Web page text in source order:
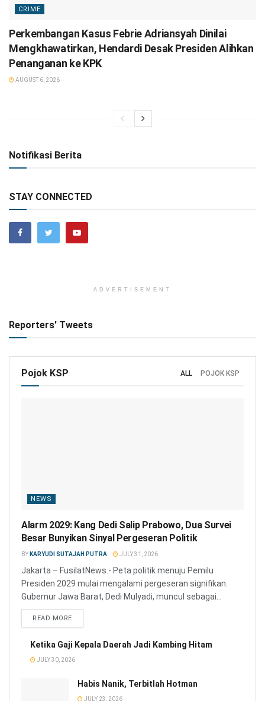
CRIME
Perkembangan Kasus Febrie Adriansyah Dinilai
Mengkhawatirkan, Hendardi Desak Presiden Alihkan
Penanganan ke KPK
AUGUST 6, 2026
Notifikasi Berita
STAY CONNECTED
ADVERTISEMENT
Reporters' Tweets
Pojok KSP ALL POJOK KSP
NEWS
Alarm 2029: Kang Dedi Salip Prabowo, Dua Survei
Besar Bunyikan Sinyal Pergeseran Politik
BY KARYUDI SUTAJAH PUTRA JULY 31, 2026
Jakarta – FusilatNews.- Peta politik menuju Pemilu
Presiden 2029 mulai mengalami pergeseran signifikan.
Gubernur Jawa Barat, Dedi Mulyadi, muncul sebagai...
READ MORE
Ketika Gaji Kepala Daerah Jadi Kambing Hitam
JULY 30, 2026
Habis Nanik, Terbitlah Hotman
JULY 23, 2026